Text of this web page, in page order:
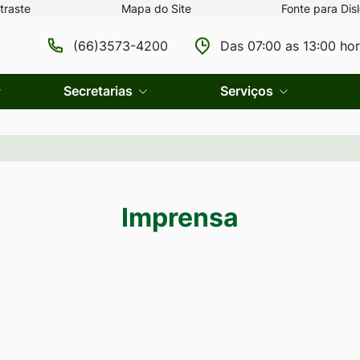
Mapa do Site Fonte para
(66)3573-4200 Das 07:00 as 13:00
Secretarias Serviços
Imprensa